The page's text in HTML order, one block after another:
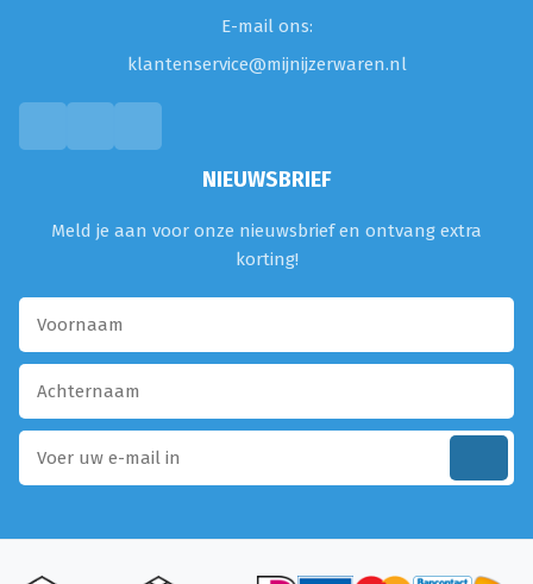
E-mail ons:
klantenservice@mijnijzerwaren.nl
NIEUWSBRIEF
Meld je aan voor onze nieuwsbrief en ontvang extra
korting!